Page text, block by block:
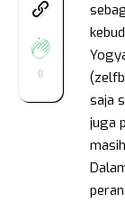
0
saja
juga